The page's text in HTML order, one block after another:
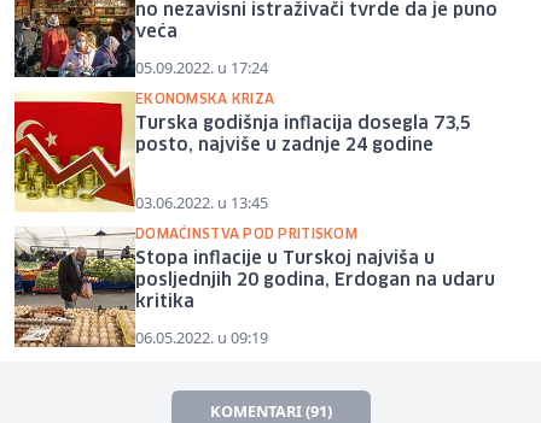
no nezavisni istraživači tvrde da je puno
veća
05.09.2022. u 17:24
EKONOMSKA KRIZA
Turska godišnja inflacija dosegla 73,5
posto, najviše u zadnje 24 godine
03.06.2022. u 13:45
DOMAĆINSTVA POD PRITISKOM
Stopa inflacije u Turskoj najviša u
posljednjih 20 godina, Erdogan na udaru
kritika
06.05.2022. u 09:19
KOMENTARI (91)